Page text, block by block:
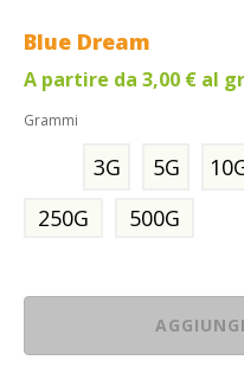
Blue Dream
A partire da 3,00 € al
Grammi
3G 5G
250G
500G